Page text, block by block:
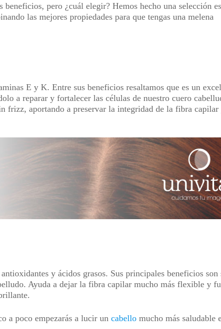
beneficios, pero ¿cuál elegir? Hemos hecho una selección
las mejores propiedades para que tengas una melena
E y K. Entre sus beneficios resaltamos que es un
a reparar y fortalecer las células de nuestro cuero
frizz, aportando a preservar la integridad de la fibra capilar
y ácidos grasos. Sus principales beneficios son
Ayuda a dejar la fibra capilar mucho más flexible y
a poco empezarás a lucir un cabello mucho más saludable